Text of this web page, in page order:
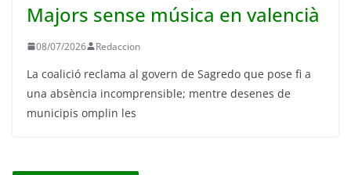
Majors sense música en valencià
08/07/2026 Redaccion
La coalició reclama al govern de Sagredo que pose fi a
una absència incomprensible; mentre desenes de
municipis omplin les